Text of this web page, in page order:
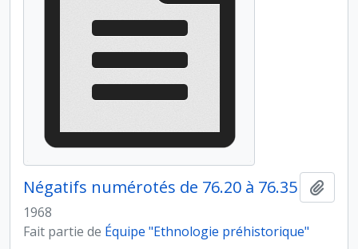
Négatifs numérotés de 76.20 à 76.35
1968
Fait partie de Équipe "Ethnologie préhistorique"